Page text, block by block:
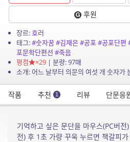
후원
장르:호러
태그:#숫자꿈#김재은#공포#공포단편
포문학단편선 #죽음
평점
×29| 분량: 97매
작품 추천 1 리뷰 단문응
기억하고 싶은 문단을 마우스(PC버
전) 후 1초 가량 꾸욱 누르면 책갈피